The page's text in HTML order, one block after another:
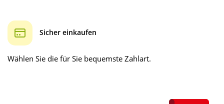
Sicher einkaufen
Wählen Sie die für Sie bequemste Zahlart.